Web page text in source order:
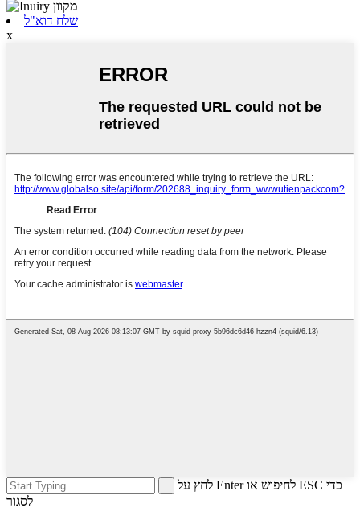
שלח דוא"ל
x
לחץ על Enter לחיפוש או ESC כדי
לסגור